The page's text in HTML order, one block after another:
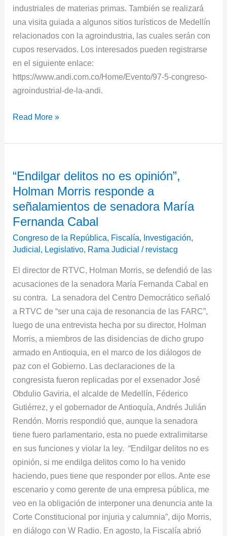
industriales de materias primas. También se realizará
una visita guiada a algunos sitios turísticos de Medellín
relacionados con la agroindustria, las cuales serán con
cupos reservados. Los interesados pueden registrarse
en el siguiente enlace:
https://www.andi.com.co/Home/Evento/97-5-congreso-
agroindustrial-de-la-andi.
Read More »
“Endilgar delitos no es opinión”,
Holman Morris responde a
señalamientos de senadora María
Fernanda Cabal
Congreso de la República, Fiscalía, Investigación,
Judicial, Legislativo, Rama Judicial / revistacg
El director de RTVC, Holman Morris, se defendió de las
acusaciones de la senadora María Fernanda Cabal en
su contra. La senadora del Centro Democrático señaló
a RTVC de “ser una caja de resonancia de las FARC”,
luego de una entrevista hecha por su director, Holman
Morris, a miembros de las disidencias de dicho grupo
armado en Antioquia, en el marco de los diálogos de
paz con el Gobierno. Las declaraciones de la
congresista fueron replicadas por el exsenador José
Obdulio Gaviria, el alcalde de Medellín, Féderico
Gutiérrez, y el gobernador de Antioquía, Andrés Julián
Rendón. Morris respondió que, aunque la senadora
tiene fuero parlamentario, esta no puede extralimitarse
en sus funciones y violar la ley. “Endilgar delitos no es
opinión, si me endilga delitos como lo ha venido
haciendo, pues tiene que responder por ellos. Ante ese
escenario y como gerente de una empresa pública, me
veo en la obligación de interponer una denuncia ante la
Corte Constitucional por injuria y calumnia”, dijo Morris,
en diálogo con W Radio. En agosto, la Fiscalía abrió
delitos
no
es
opinión”,
Morris
a
señalamientos
de
senadora
María
Fernanda
Cabal